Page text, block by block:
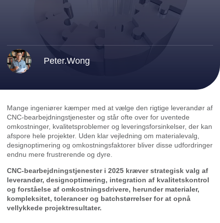
Peter.Wong
Mange ingeniører kæmper med at vælge den rigtige leverandør af
CNC-bearbejdningstjenester og står ofte over for uventede
omkostninger, kvalitetsproblemer og leveringsforsinkelser, der kan
afspore hele projekter. Uden klar vejledning om materialevalg,
designoptimering og omkostningsfaktorer bliver disse udfordringer
endnu mere frustrerende og dyre.
CNC-bearbejdningstjenester i 2025 kræver strategisk valg af
leverandør, designoptimering, integration af kvalitetskontrol
og forståelse af omkostningsdrivere, herunder materialer,
kompleksitet, tolerancer og batchstørrelser for at opnå
vellykkede projektresultater.